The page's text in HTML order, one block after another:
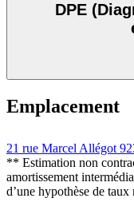
DPE
Emplacement
21 rue Marcel Allégot
** Estimation non
amortissement
d’une hypothèse de